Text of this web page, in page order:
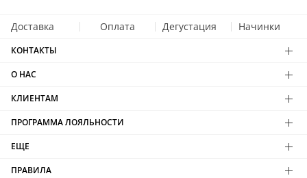
Доставка Оплата Дегустация Начинки
КОНТАКТЫ
О НАС
КЛИЕНТАМ
ПРОГРАММА ЛОЯЛЬНОСТИ
ЕЩЕ
ПРАВИЛА